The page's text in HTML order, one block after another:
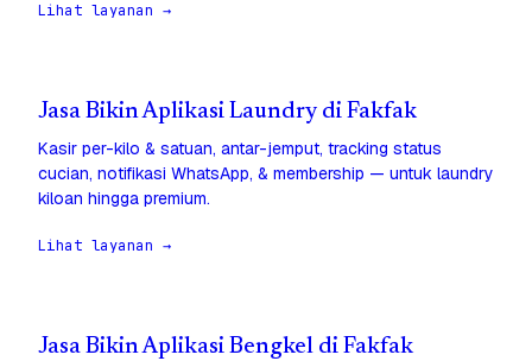
Lihat layanan →
Jasa Bikin Aplikasi Laundry di Fakfak
Kasir per-kilo & satuan, antar-jemput, tracking status
cucian, notifikasi WhatsApp, & membership — untuk laundry
kiloan hingga premium.
Lihat layanan →
Jasa Bikin Aplikasi Bengkel di Fakfak